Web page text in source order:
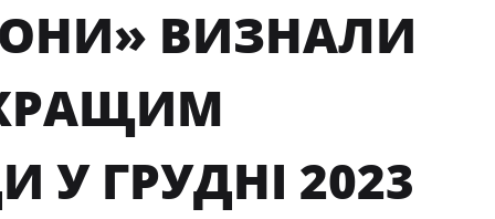
ВИЗНАЛИ
ГРУДНІ 2023